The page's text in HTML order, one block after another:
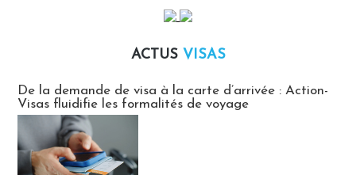
ACTUS VISAS
De la demande de visa à la carte d’arrivée : Action-
Visas fluidifie les formalités de voyage